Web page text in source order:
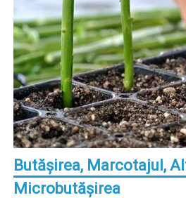
Butăşirea, Marcotajul,
Microbutăşirea